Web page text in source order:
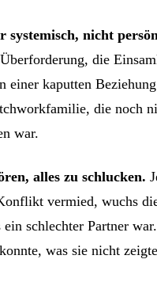
systemisch, nicht
die
einer kaputten
die noch
war.
alles zu schlucken.
vermied, wuchs
schlechter Partner
was sie nicht